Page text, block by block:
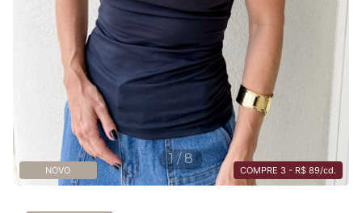
NOVO COMPRE 3 - R$ 89/cd.
1/8